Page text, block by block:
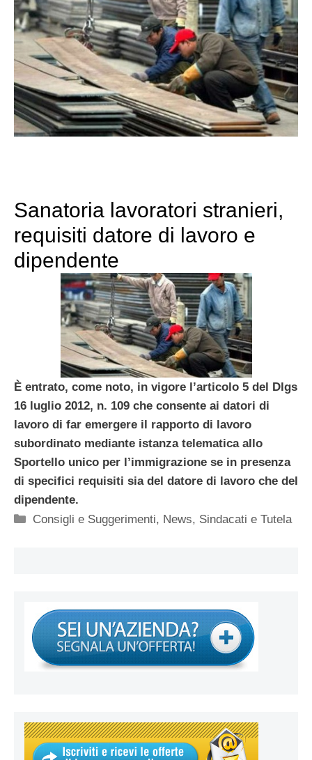
Sanatoria lavoratori stranieri,
requisiti datore di lavoro e
dipendente
È entrato, come noto, in vigore l’articolo 5 del Dlgs
16 luglio 2012, n. 109 che consente ai datori di
lavoro di far emergere il rapporto di lavoro
subordinato mediante istanza telematica allo
Sportello unico per l’immigrazione se in presenza
di specifici requisiti sia del datore di lavoro che del
dipendente.
Categorie
Consigli e Suggerimenti, News, Sindacati e Tutela